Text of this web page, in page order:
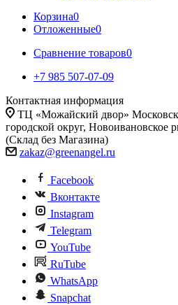
Корзина0
Отложенные0
Сравнение товаров0
+7 985 507-07-09
Контактная информация
ТЦ «Можайский двор»
городской округ, Новоивановское
(Склад без Магазина)
zakaz@greenangel.ru
Facebook
Вконтакте
Instagram
Telegram
YouTube
RuTube
WhatsApp
Snapchat